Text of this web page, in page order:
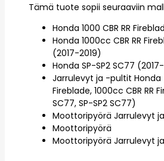
Tämä tuote sopii seuraaviin
Honda 1000 CBR RR
Honda 1000cc CBR RR
(2017-2019)
Honda SP-SP2 SC77
Jarrulevyt ja -pultit Honda
Fireblade, 1000cc CBR RR
SC77, SP-SP2 SC77)
Moottoripyörä Jarrulevyt
Moottoripyörä
Moottoripyörä Jarrulevyt